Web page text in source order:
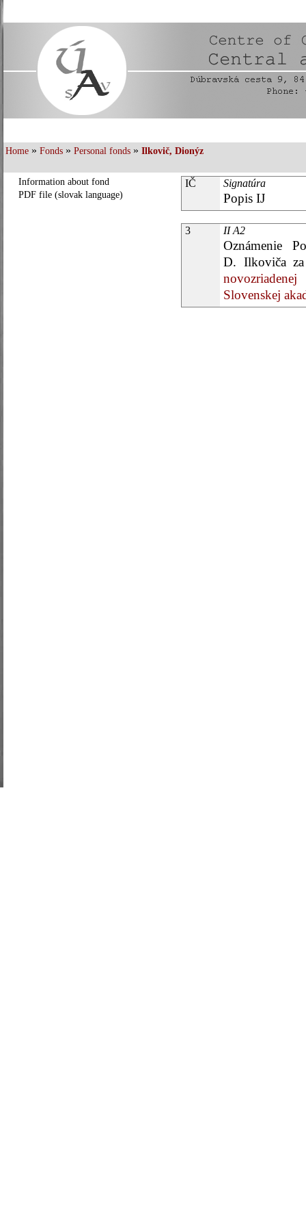
Home » Fonds » Personal fonds » Ilkovič, Dionýz
Information about fond
PDF file (slovak language)
IČ Signatúra
Popis IJ
3 II A2
Oznámenie
D. Ilkoviča
Slovenskej